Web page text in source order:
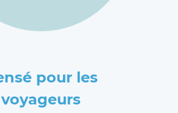
pour les
voyageurs